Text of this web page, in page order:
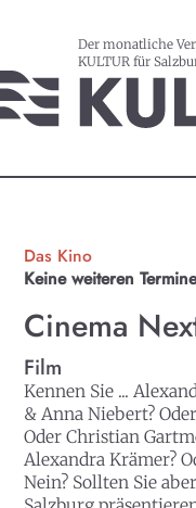
Der monatliche
KULTUR für
Das Kino
Keine weiteren
Cinema
Film
Kennen Sie ...
& Anna Niebert?
Oder Christian
Alexandra Krämer?
Nein? Sollten Sie